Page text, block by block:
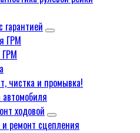
гарантией
ГРМ
ГРМ
чистка и промывка!
ходовой
ремонт сцепления